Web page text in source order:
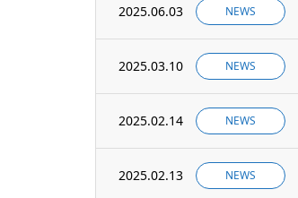
2025.06.03 NEWS
2025.03.10 NEWS
2025.02.14 NEWS
2025.02.13 NEWS